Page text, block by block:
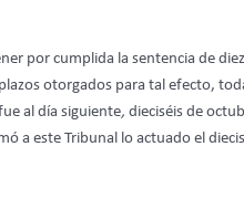
por cumplida la sentencia de
otorgados para tal efecto,
al día siguiente, dieciséis de
a este Tribunal lo actuado el